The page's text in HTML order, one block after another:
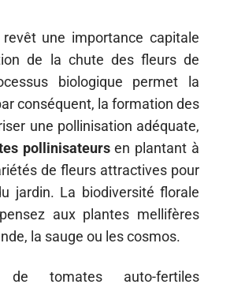
une importance capitale
de la chute des fleurs de
biologique permet la
conséquent, la formation des
une pollinisation adéquate,
pollinisateursen plantant à
de fleurs attractives pour
jardin. La biodiversité florale
aux plantes mellifères
la sauge ou les cosmos.
tomates auto-fertiles